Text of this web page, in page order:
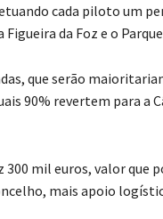
cada piloto um
da Foz e o
que serão
90% revertem para a
mil euros, valor que
mais apoio